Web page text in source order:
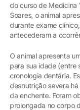
do curso de Medicina
Soares, o animal
durante exame
antecederam a
O animal apresenta
para sua idade (entre
cronologia dentária.
desnutrição severa
da enchente. Foram
prolongada no corpo